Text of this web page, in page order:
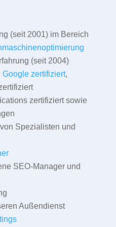
(seit 2001) im Bereich
(seit 2004)
Google zertifiziert,
zertifiziert sowie
Spezialisten und
SEO-Manager und
Außendienst